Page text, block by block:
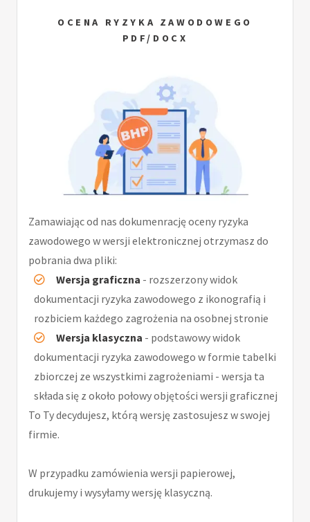
OCENA RYZYKA ZAWODOWEGO
PDF/DOCX
Zamawiając od nas dokumenrację oceny ryzyka
zawodowego w wersji elektronicznej otrzymasz do
pobrania dwa pliki:
Wersja graficzna - rozszerzony widok
dokumentacji ryzyka zawodowego z ikonografią i
rozbiciem każdego zagrożenia na osobnej stronie
Wersja klasyczna - podstawowy widok
dokumentacji ryzyka zawodowego w formie tabelki
zbiorczej ze wszystkimi zagrożeniami - wersja ta
składa się z około połowy objętości wersji graficznej
To Ty decydujesz, którą wersję zastosujesz w swojej
firmie.
W przypadku zamówienia wersji papierowej,
drukujemy i wysyłamy wersję klasyczną.